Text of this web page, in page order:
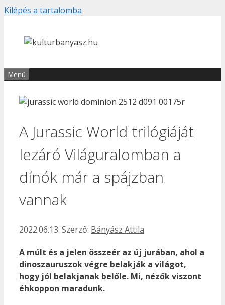
Kilépés a tartalomba
Menü
A Jurassic World trilógiáját
lezáró Világuralomban a
dínók már a spájzban
vannak
2022.06.13. Szerző: Bányász Attila
A múlt és a jelen összeér az új jurában, ahol a
dinoszauruszok végre belakják a világot,
hogy jól belakjanak belőle. Mi, nézők viszont
éhkoppon maradunk.